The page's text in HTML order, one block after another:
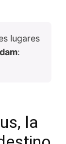
lugares
:
la